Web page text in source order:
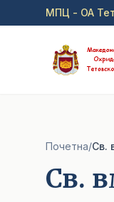
Прејди на главна
МПЦ - ОА
Почетна/Св.
Св.